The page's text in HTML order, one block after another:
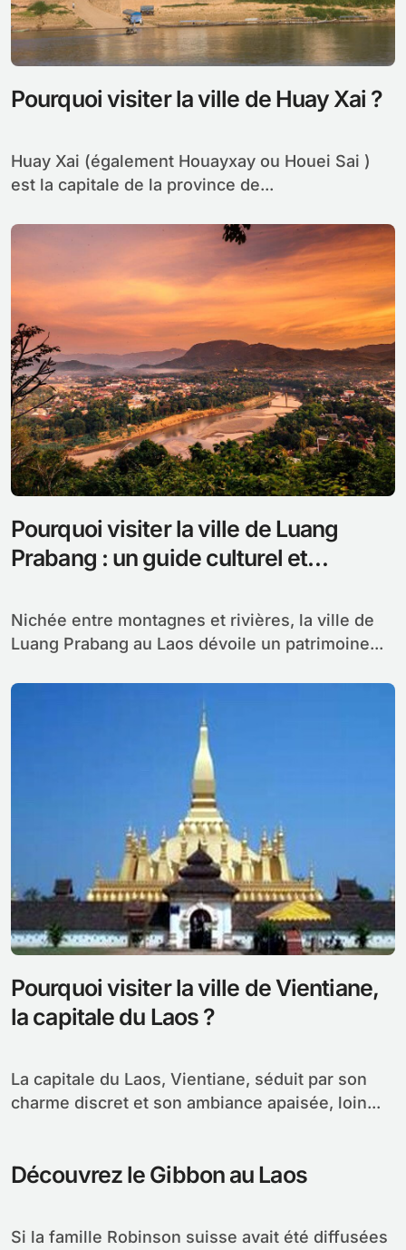
Pourquoi visiter la ville de Huay Xai ?
Huay Xai (également Houayxay ou Houei Sai )
est la capitale de la province de...
Pourquoi visiter la ville de Luang
Prabang : un guide culturel et
Nichée entre montagnes et rivières, la ville de
Luang Prabang au Laos dévoile un patrimoine...
Pourquoi visiter la ville de Vientiane,
la capitale du Laos ?
La capitale du Laos, Vientiane, séduit par son
charme discret et son ambiance apaisée, loin...
Découvrez le Gibbon au Laos
Si la famille Robinson suisse avait été diffusées